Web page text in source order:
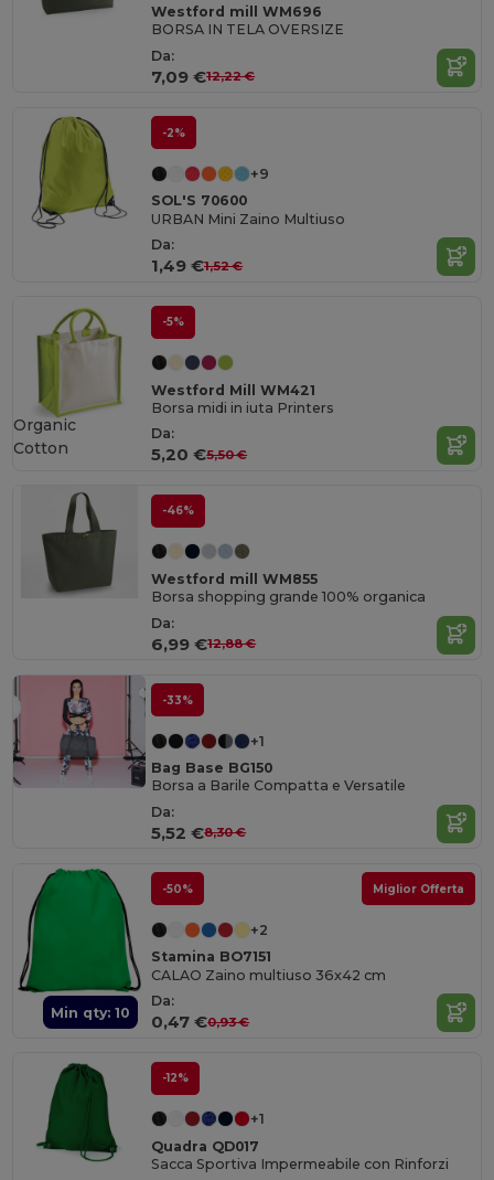
Westford mill WM696
BORSA IN TELA OVERSIZE
Da:
7,09 €12,22 €
-2%
+9
SOL'S 70600
URBAN Mini Zaino Multiuso
Da:
1,49 €1,52 €
-5%
Westford Mill WM421
Borsa midi in iuta Printers
Da:
5,20 €5,50 €
Organic
Cotton
-46%
Westford mill WM855
Borsa shopping grande 100% organica
Da:
6,99 €12,88 €
-33%
+1
Bag Base BG150
Borsa a Barile Compatta e Versatile
Da:
5,52 €8,30 €
Min qty: 10
-50% Miglior Offerta
+2
Stamina BO7151
CALAO Zaino multiuso 36x42 cm
Da:
0,47 €0,93 €
-12%
+1
Quadra QD017
Sacca Sportiva Impermeabile con Rinforzi